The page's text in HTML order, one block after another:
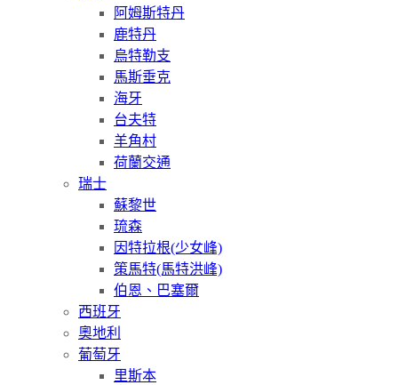
阿姆斯特丹
鹿特丹
烏特勒支
馬斯垂克
海牙
台夫特
羊角村
荷蘭交通
瑞士
蘇黎世
琉森
因特拉根(少女峰)
策馬特(馬特洪峰)
伯恩、巴塞爾
西班牙
奧地利
葡萄牙
里斯本